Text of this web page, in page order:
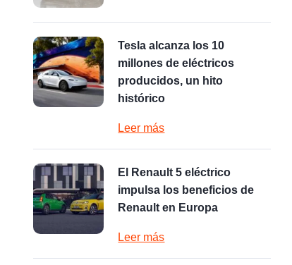
Tesla alcanza los 10
millones de eléctricos
producidos, un hito
histórico
Leer más
El Renault 5 eléctrico
impulsa los beneficios de
Renault en Europa
Leer más